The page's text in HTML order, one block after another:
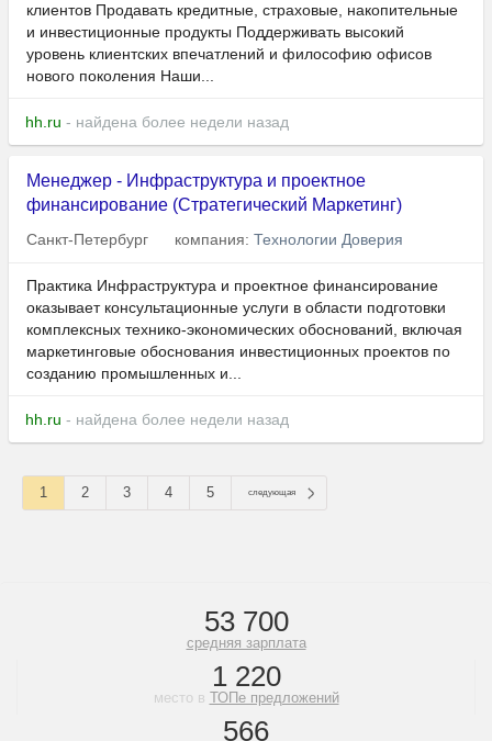
клиентов Продавать кредитные, страховые, накопительные
и инвестиционные продукты Поддерживать высокий
уровень клиентских впечатлений и философию офисов
нового поколения Наши...
hh.ru - найдена более недели назад
Менеджер - Инфраструктура и проектное
финансирование (Стратегический Маркетинг)
Санкт-Петербург компания: Технологии Доверия
Практика Инфраструктура и проектное финансирование
оказывает консультационные услуги в области подготовки
комплексных технико-экономических обоснований, включая
маркетинговые обоснования инвестиционных проектов по
созданию промышленных и...
hh.ru - найдена более недели назад
1 2 3 4 5 следующая
53 700
средняя зарплата
1 220
место в ТОПе предложений
566